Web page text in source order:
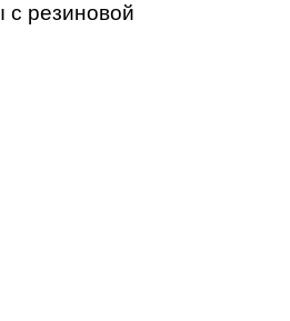
с резиновой